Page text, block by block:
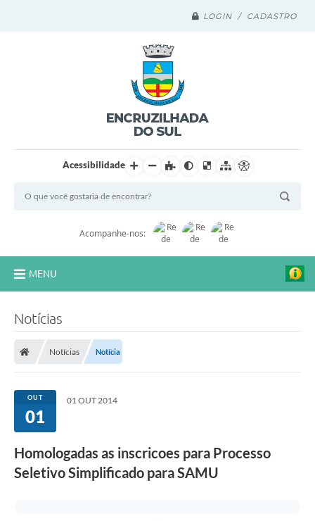
LOGIN / CADASTRO
Acessibilidade
Acompanhe-nos:
MENU
Turismo
Transparência
1DOC
Legislação
Notícias
Notícias Notícia
OUT
01
01 OUT 2014
Homologadas as inscricoes para Processo
Seletivo Simplificado para SAMU